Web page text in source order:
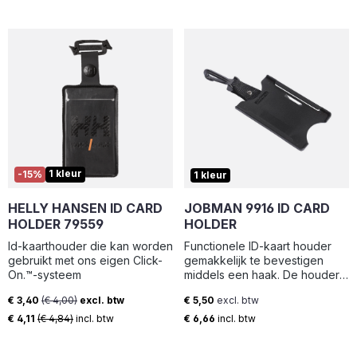
-15% 1 kleur
HELLY HANSEN ID CARD
HOLDER 79559
Id-kaarthouder die kan worden
gebruikt met ons eigen Click-
On.™-systeem
Verkoopprijs:
€ 3,40 (€ 4,00) excl. btw
€ 4,11 (€ 4,84) incl. btw
1 kleur
JOBMAN 9916 ID CARD
HOLDER
Functionele ID-kaart houder
gemakkelijk te bevestigen
middels een haak. De houder
gemakkelijk in- en uit te
schuiven is voor optimaal
Normale prijs:
€ 5,50 excl. btw
€ 6,66 incl. btw